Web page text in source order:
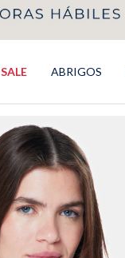
SALE ABRIGOS